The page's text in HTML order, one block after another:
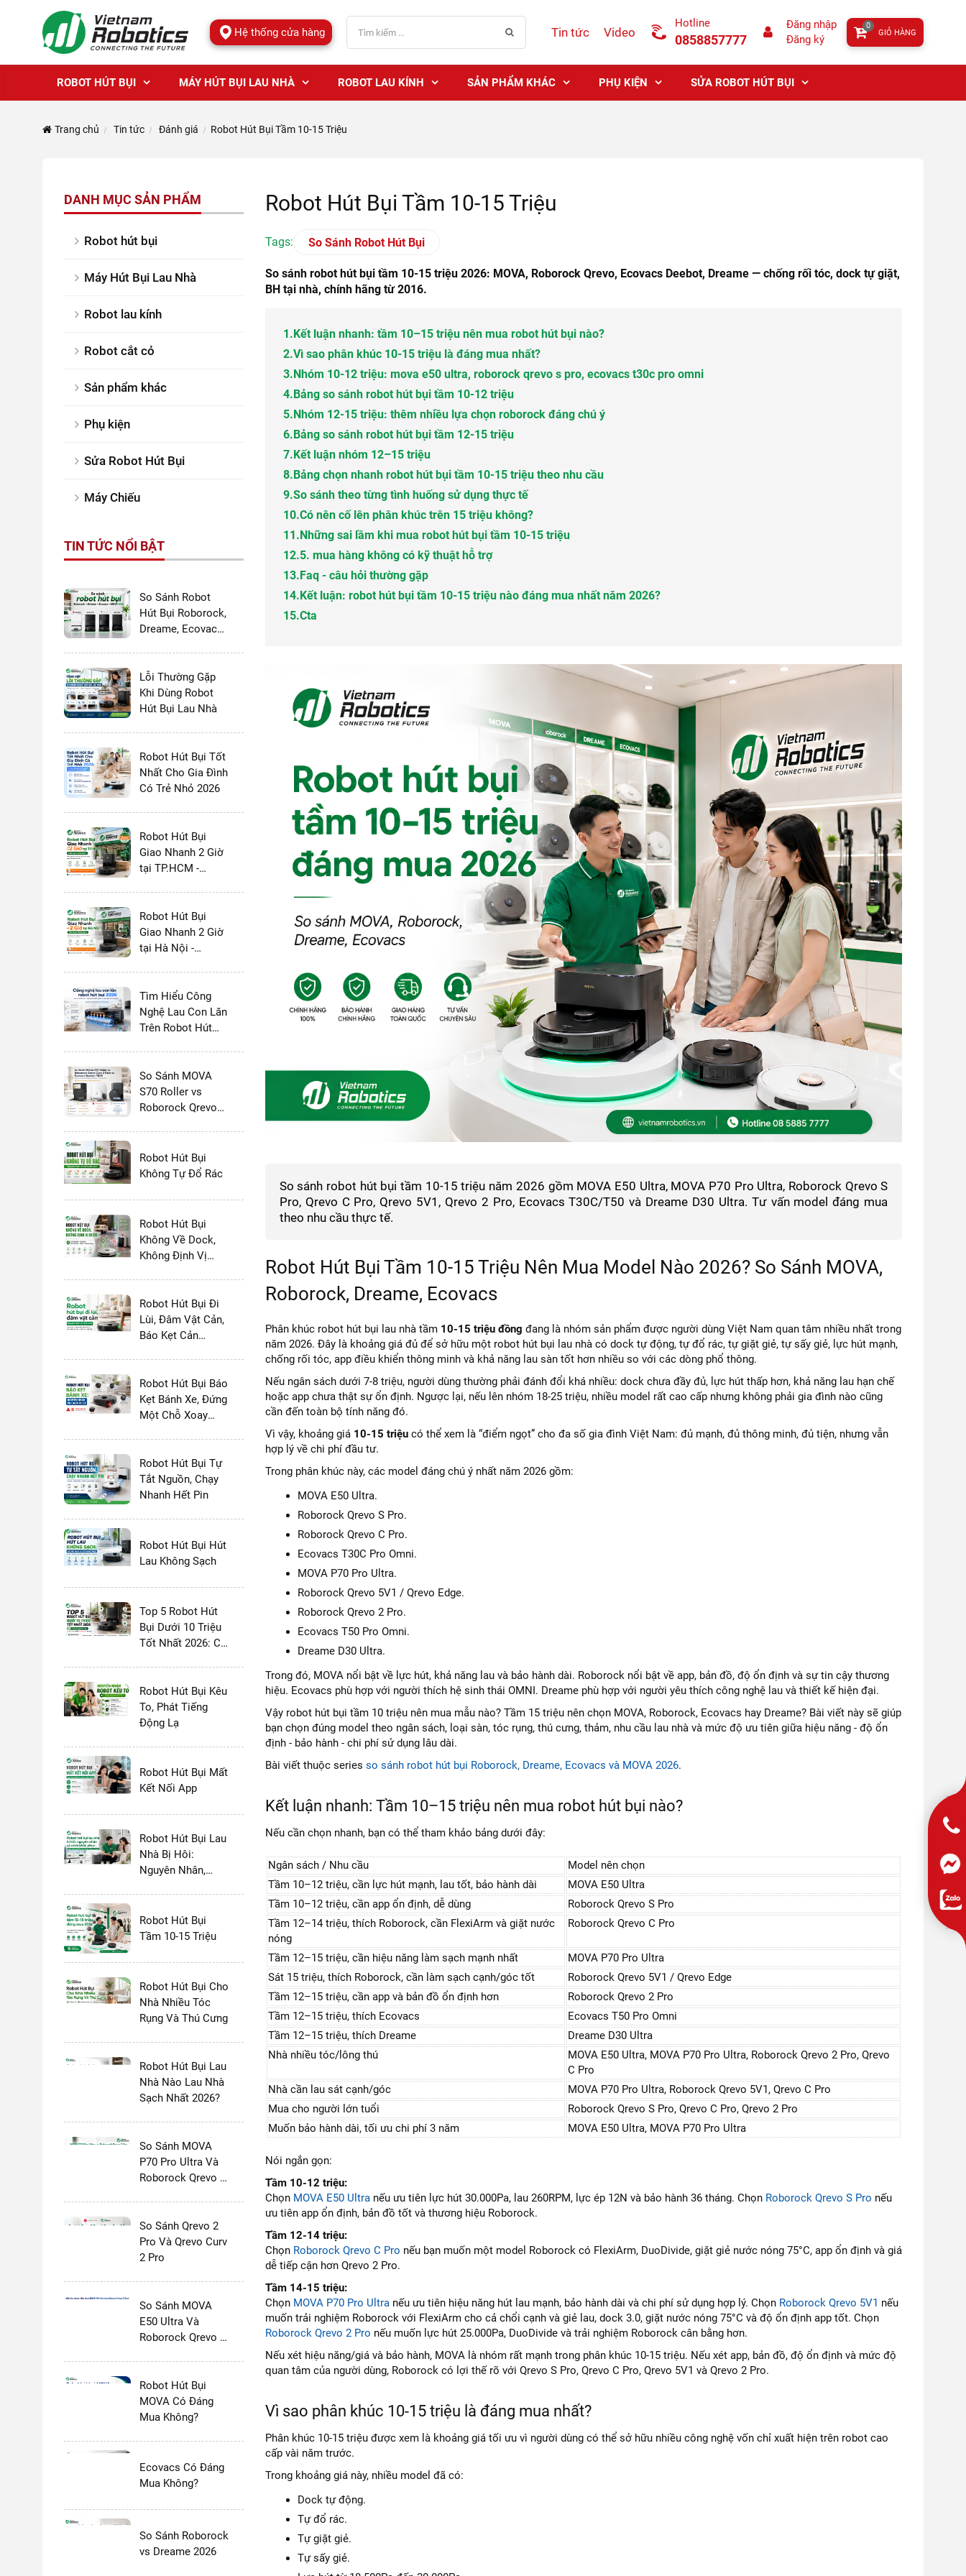
Hệ thống cửa hàng Tin tức Video
Hotline
0858857777
Đăng nhập
Đăng ký
GIỎ HÀNG
0
ROBOT HÚT BỤI MÁY HÚT BỤI LAU NHÀ ROBOT LAU KÍNH SẢN PHẨM KHÁC PHỤ KIỆN SỬA ROBOT HÚT BỤI
Trang chủ Tin tức Đánh giá Robot Hút Bụi Tầm 10-15 Triệu
DANH MỤC SẢN PHẨM
Robot hút bụi
Máy Hút Bụi Lau Nhà
Robot lau kính
Robot cắt cỏ
Sản phẩm khác
Phụ kiện
Sửa Robot Hút Bụi
Máy Chiếu
TIN TỨC NỔI BẬT
So Sánh Robot
Hút Bụi Roborock,
Dreame, Ecovacs
Hiệu Nào?
Lỗi Thường Gặp
Khi Dùng Robot
Hút Bụi Lau Nhà
Robot Hút Bụi Tốt
Nhất Cho Gia Đình
Có Trẻ Nhỏ 2026
Robot Hút Bụi
Giao Nhanh 2 Giờ
tại TP.HCM -
Robot Hút Bụi
Giao Nhanh 2 Giờ
tại Hà Nội -
Tìm Hiểu Công
Nghệ Lau Con Lăn
Trên Robot Hút
Hơn Giẻ Xoay
Không?
So Sánh MOVA
S70 Roller vs
Roborock Qrevo
T80S - 2026
Robot Hút Bụi
Không Tự Đổ Rác
Robot Hút Bụi
Không Về Dock,
Không Định Vị
Robot Hút Bụi Đi
Lùi, Đâm Vật Cản,
Báo Kẹt Cản
Robot Hút Bụi Báo
Kẹt Bánh Xe, Đứng
Một Chỗ Xoay
Robot Hút Bụi Tự
Tắt Nguồn, Chạy
Nhanh Hết Pin
Robot Hút Bụi Hút
Lau Không Sạch
Top 5 Robot Hút
Bụi Dưới 10 Triệu
Tốt Nhất 2026: Có
Robot Hút Bụi Kêu
To, Phát Tiếng
Động Lạ
Robot Hút Bụi Mất
Kết Nối App
Robot Hút Bụi Lau
Nhà Bị Hôi:
Nguyên Nhân,
Robot Hút Bụi
Tầm 10-15 Triệu
Robot Hút Bụi Cho
Nhà Nhiều Tóc
Rụng Và Thú Cưng
Robot Hút Bụi Lau
Nhà Nào Lau Nhà
Sạch Nhất 2026?
So Sánh MOVA
P70 Pro Ultra Và
Roborock Qrevo 2
So Sánh Qrevo 2
Pro Và Qrevo Curv
2 Pro
So Sánh MOVA
E50 Ultra Và
Roborock Qrevo S
Robot Hút Bụi
MOVA Có Đáng
Mua Không?
Ecovacs Có Đáng
Mua Không?
So Sánh Roborock
vs Dreame 2026
Robot Hút Bụi Tầm 10-15 Triệu
Tags: So Sánh Robot Hút Bụi
So sánh robot hút bụi tầm 10-15 triệu 2026: MOVA, Roborock Qrevo, Ecovacs Deebot, Dreame — chống rối tóc, dock tự giặt,
BH tại nhà, chính hãng từ 2016.
1.Kết luận nhanh: tầm 10–15 triệu nên mua robot hút bụi nào?
2.Vì sao phân khúc 10-15 triệu là đáng mua nhất?
3.Nhóm 10-12 triệu: mova e50 ultra, roborock qrevo s pro, ecovacs t30c pro omni
4.Bảng so sánh robot hút bụi tầm 10-12 triệu
5.Nhóm 12-15 triệu: thêm nhiều lựa chọn roborock đáng chú ý
6.Bảng so sánh robot hút bụi tầm 12-15 triệu
7.Kết luận nhóm 12–15 triệu
8.Bảng chọn nhanh robot hút bụi tầm 10-15 triệu theo nhu cầu
9.So sánh theo từng tình huống sử dụng thực tế
10.Có nên cố lên phân khúc trên 15 triệu không?
11.Những sai lầm khi mua robot hút bụi tầm 10-15 triệu
12.5. mua hàng không có kỹ thuật hỗ trợ
13.Faq - câu hỏi thường gặp
14.Kết luận: robot hút bụi tầm 10-15 triệu nào đáng mua nhất năm 2026?
15.Cta
So sánh robot hút bụi tầm 10-15 triệu năm 2026 gồm MOVA E50 Ultra, MOVA P70 Pro Ultra, Roborock Qrevo S
Pro, Qrevo C Pro, Qrevo 5V1, Qrevo 2 Pro, Ecovacs T30C/T50 và Dreame D30 Ultra. Tư vấn model đáng mua
theo nhu cầu thực tế.
Robot Hút Bụi Tầm 10-15 Triệu Nên Mua Model Nào 2026? So Sánh MOVA,
Roborock, Dreame, Ecovacs
Phân khúc robot hút bụi lau nhà tầm 10-15 triệu đồng đang là nhóm sản phẩm được người dùng Việt Nam quan tâm nhiều nhất trong
năm 2026. Đây là khoảng giá đủ để sở hữu một robot hút bụi lau nhà có dock tự động, tự đổ rác, tự giặt giẻ, tự sấy giẻ, lực hút mạnh,
chống rối tóc, app điều khiển thông minh và khả năng lau sàn tốt hơn nhiều so với các dòng phổ thông.
Nếu ngân sách dưới 7-8 triệu, người dùng thường phải đánh đổi khá nhiều: dock chưa đầy đủ, lực hút thấp hơn, khả năng lau hạn chế
hoặc app chưa thật sự ổn định. Ngược lại, nếu lên nhóm 18-25 triệu, nhiều model rất cao cấp nhưng không phải gia đình nào cũng
cần đến toàn bộ tính năng đó.
Vì vậy, khoảng giá 10-15 triệucó thể xem là “điểm ngọt” cho đa số gia đình Việt Nam: đủ mạnh, đủ thông minh, đủ tiện, nhưng vẫn
hợp lý về chi phí đầu tư.
Trong phân khúc này, các model đáng chú ý nhất năm 2026 gồm:
MOVA E50 Ultra.
Roborock Qrevo S Pro.
Roborock Qrevo C Pro.
Ecovacs T30C Pro Omni.
MOVA P70 Pro Ultra.
Roborock Qrevo 5V1 / Qrevo Edge.
Roborock Qrevo 2 Pro.
Ecovacs T50 Pro Omni.
Dreame D30 Ultra.
Trong đó, MOVA nổi bật về lực hút, khả năng lau và bảo hành dài. Roborock nổi bật về app, bản đồ, độ ổn định và sự tin cậy thương
hiệu. Ecovacs phù hợp với người thích hệ sinh thái OMNI. Dreame phù hợp với người yêu thích công nghệ lau và thiết kế hiện đại.
Vậy robot hút bụi tầm 10 triệu nên mua mẫu nào? Tầm 15 triệu nên chọn MOVA, Roborock, Ecovacs hay Dreame? Bài viết này sẽ giúp
bạn chọn đúng model theo ngân sách, loại sàn, tóc rụng, thú cưng, thảm, nhu cầu lau nhà và mức độ ưu tiên giữa hiệu năng - độ ổn
định - bảo hành - chi phí sử dụng lâu dài.
Bài viết thuộc series so sánh robot hút bụi Roborock, Dreame, Ecovacs và MOVA 2026.
Kết luận nhanh: Tầm 10–15 triệu nên mua robot hút bụi nào?
Nếu cần chọn nhanh, bạn có thể tham khảo bảng dưới đây:
Ngân sách / Nhu cầu
Model nên chọn
Tầm 10–12 triệu, cần lực hút mạnh, lau tốt, bảo hành dài
MOVA E50 Ultra
Tầm 10–12 triệu, cần app ổn định, dễ dùng
Roborock Qrevo S Pro
Tầm 12–14 triệu, thích Roborock, cần FlexiArm và giặt nước
nóng
Roborock Qrevo C Pro
Tầm 12–15 triệu, cần hiệu năng làm sạch mạnh nhất
MOVA P70 Pro Ultra
Sát 15 triệu, thích Roborock, cần làm sạch cạnh/góc tốt
Roborock Qrevo 5V1 / Qrevo Edge
Tầm 12–15 triệu, cần app và bản đồ ổn định hơn
Roborock Qrevo 2 Pro
Tầm 12–15 triệu, thích Ecovacs
Ecovacs T50 Pro Omni
Tầm 12–15 triệu, thích Dreame
Dreame D30 Ultra
Nhà nhiều tóc/lông thú
MOVA E50 Ultra, MOVA P70 Pro Ultra, Roborock Qrevo 2 Pro, Qrevo
C Pro
Nhà cần lau sát cạnh/góc
MOVA P70 Pro Ultra, Roborock Qrevo 5V1, Qrevo C Pro
Mua cho người lớn tuổi
Roborock Qrevo S Pro, Qrevo C Pro, Qrevo 2 Pro
Muốn bảo hành dài, tối ưu chi phí 3 năm
MOVA E50 Ultra, MOVA P70 Pro Ultra
Nói ngắn gọn:
Tầm 10-12 triệu:
Chọn MOVA E50 Ultranếu ưu tiên lực hút 30.000Pa, lau 260RPM, lực ép 12N và bảo hành 36 tháng. Chọn Roborock Qrevo S Pro nếu
ưu tiên app ổn định, bản đồ tốt và thương hiệu Roborock.
Tầm 12-14 triệu:
Chọn Roborock Qrevo C Pro nếu bạn muốn một model Roborock có FlexiArm, DuoDivide, giặt giẻ nước nóng 75°C, app ổn định và giá
dễ tiếp cận hơn Qrevo 2 Pro.
Tầm 14-15 triệu:
Chọn MOVA P70 Pro Ultranếu ưu tiên hiệu năng hút lau mạnh, bảo hành dài và chi phí sử dụng hợp lý. Chọn Roborock Qrevo 5V1 nếu
muốn trải nghiệm Roborock với FlexiArm cho cả chổi cạnh và giẻ lau, dock 3.0, giặt nước nóng 75°C và độ ổn định app tốt. Chọn
Roborock Qrevo 2 Pro nếu muốn lực hút 25.000Pa, DuoDivide và trải nghiệm Roborock cân bằng hơn.
Nếu xét hiệu năng/giá và bảo hành, MOVA là nhóm rất mạnh trong phân khúc 10-15 triệu. Nếu xét app, bản đồ, độ ổn định và mức độ
quan tâm của người dùng, Roborock có lợi thế rõ với Qrevo S Pro, Qrevo C Pro, Qrevo 5V1 và Qrevo 2 Pro.
Vì sao phân khúc 10-15 triệu là đáng mua nhất?
Phân khúc 10-15 triệu được xem là khoảng giá tối ưu vì người dùng có thể sở hữu nhiều công nghệ vốn chỉ xuất hiện trên robot cao
cấp vài năm trước.
Trong khoảng giá này, nhiều model đã có:
Dock tự động.
Tự đổ rác.
Tự giặt giẻ.
Tự sấy giẻ.